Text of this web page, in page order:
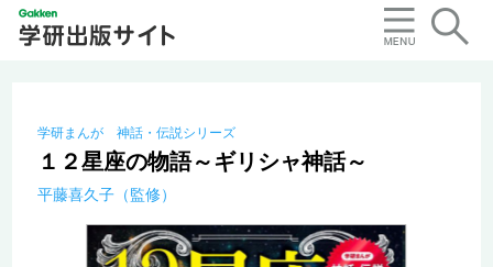
学研まんが 神話・伝説シリーズ
１２星座の物語～ギリシャ神話～
平藤喜久子（監修）